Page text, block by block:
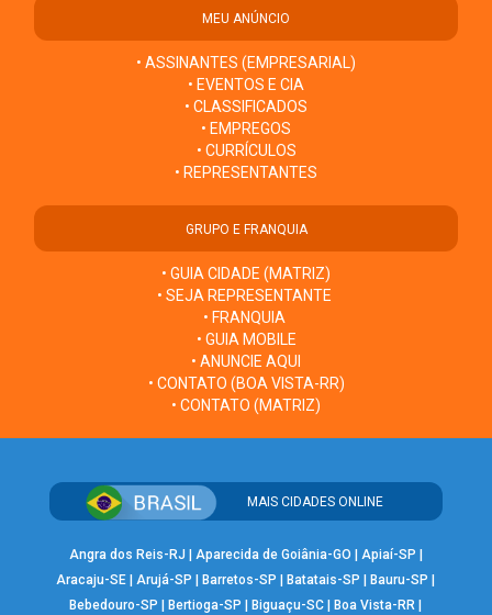
MEU ANÚNCIO
• ASSINANTES (EMPRESARIAL)
• EVENTOS E CIA
• CLASSIFICADOS
• EMPREGOS
• CURRÍCULOS
• REPRESENTANTES
GRUPO E FRANQUIA
• GUIA CIDADE (MATRIZ)
• SEJA REPRESENTANTE
• FRANQUIA
• GUIA MOBILE
• ANUNCIE AQUI
• CONTATO (BOA VISTA-RR)
• CONTATO (MATRIZ)
MAIS CIDADES ONLINE
Angra dos Reis-RJ Aparecida de Goiânia-GO Apiaí-SP
Aracaju-SE |Arujá-SP Barretos-SP Batatais-SP Bauru-SP
Bebedouro-SP
Bertioga-SP Biguaçu-SC Boa Vista-RR